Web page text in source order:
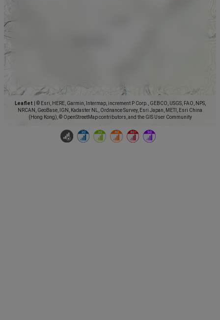
Leaflet
© Esri, HERE, Garmin, Intermap, increment P Corp., GEBCO, USGS, FAO, NPS,
NRCAN, GeoBase, IGN, Kadaster NL, Ordnance Survey, Esri Japan, METI, Esri China
(Hong Kong), © OpenStreetMap contributors, and the GIS User Community